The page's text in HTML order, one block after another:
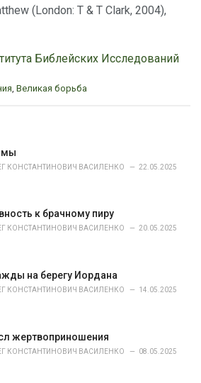
(London: T & T Clark, 2004),
Библейских Исследований
, Великая борьба
КОНСТАНТИНОВИЧ ВАСИЛЕНКО 22.05.2025
к брачному пиру
КОНСТАНТИНОВИЧ ВАСИЛЕНКО 20.05.2025
на берегу Иордана
КОНСТАНТИНОВИЧ ВАСИЛЕНКО 14.05.2025
жертвоприношения
КОНСТАНТИНОВИЧ ВАСИЛЕНКО 08.05.2025